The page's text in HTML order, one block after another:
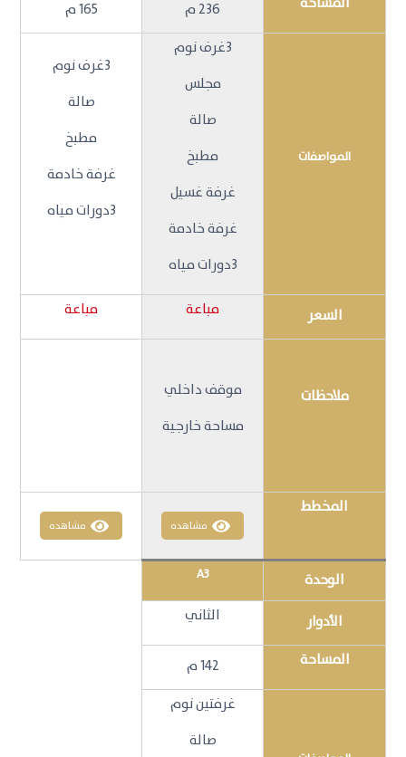
236 م 165 م
المواصفات
3غرف نوم
مجلس
صالة
مطبخ
غرفة غسيل
غرفة خادمة
3دورات مياه
3غرف نوم
صالة
مطبخ
غرفة خادمة
3دورات مياه
السعر مباعة مباعة
ملاحظات
موقف داخلي
مساحة خارجية
المخطط
مشاهده مشاهده
الوحدة A3
الأدوار الثاني
المساحة 142 م
غرفتين نوم
صالة